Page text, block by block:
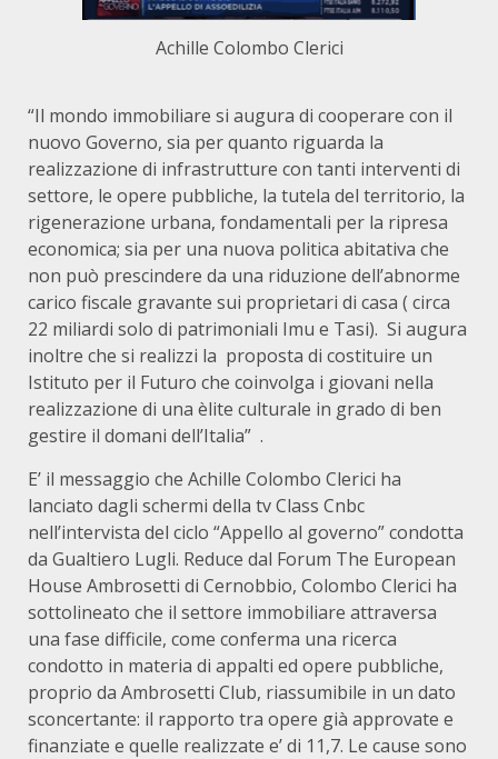
Achille Colombo Clerici
“Il mondo immobiliare si augura di cooperare con il
nuovo Governo, sia per quanto riguarda la
realizzazione di infrastrutture con tanti interventi di
settore, le opere pubbliche, la tutela del territorio, la
rigenerazione urbana, fondamentali per la ripresa
economica; sia per una nuova politica abitativa che
non può prescindere da una riduzione dell’abnorme
carico fiscale gravante sui proprietari di casa ( circa
22 miliardi solo di patrimoniali Imu e Tasi). Si augura
inoltre che si realizzi la proposta di costituire un
Istituto per il Futuro che coinvolga i giovani nella
realizzazione di una èlite culturale in grado di ben
gestire il domani dell’Italia” .
E’ il messaggio che Achille Colombo Clerici ha
lanciato dagli schermi della tv Class Cnbc
nell’intervista del ciclo “Appello al governo” condotta
da Gualtiero Lugli. Reduce dal Forum The European
House Ambrosetti di Cernobbio, Colombo Clerici ha
sottolineato che il settore immobiliare attraversa
una fase difficile, come conferma una ricerca
condotto in materia di appalti ed opere pubbliche,
proprio da Ambrosetti Club, riassumibile in un dato
sconcertante: il rapporto tra opere già approvate e
finanziate e quelle realizzate e’ di 11,7. Le cause sono